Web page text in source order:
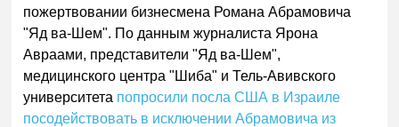
пожертвовании бизнесмена Романа Абрамовича
"Яд ва-Шем". По данным журналиста Ярона
Авраами, представители "Яд ва-Шем",
медицинского центра "Шиба" и Тель-Авивского
университета попросили посла США в Израиле
посодействовать в исключении Абрамовича из